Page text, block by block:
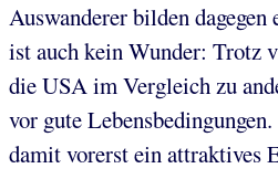
Auswanderer bilden
ist auch kein Wunder: Trotz
die USA im Vergleich zu
vor gute
damit vorerst ein attraktives